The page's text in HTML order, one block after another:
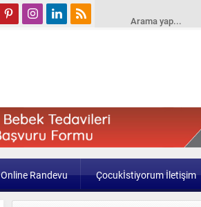
Online Randevu Çocukİstiyorum İletişim